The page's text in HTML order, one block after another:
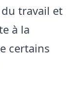
travail et
à la
certains